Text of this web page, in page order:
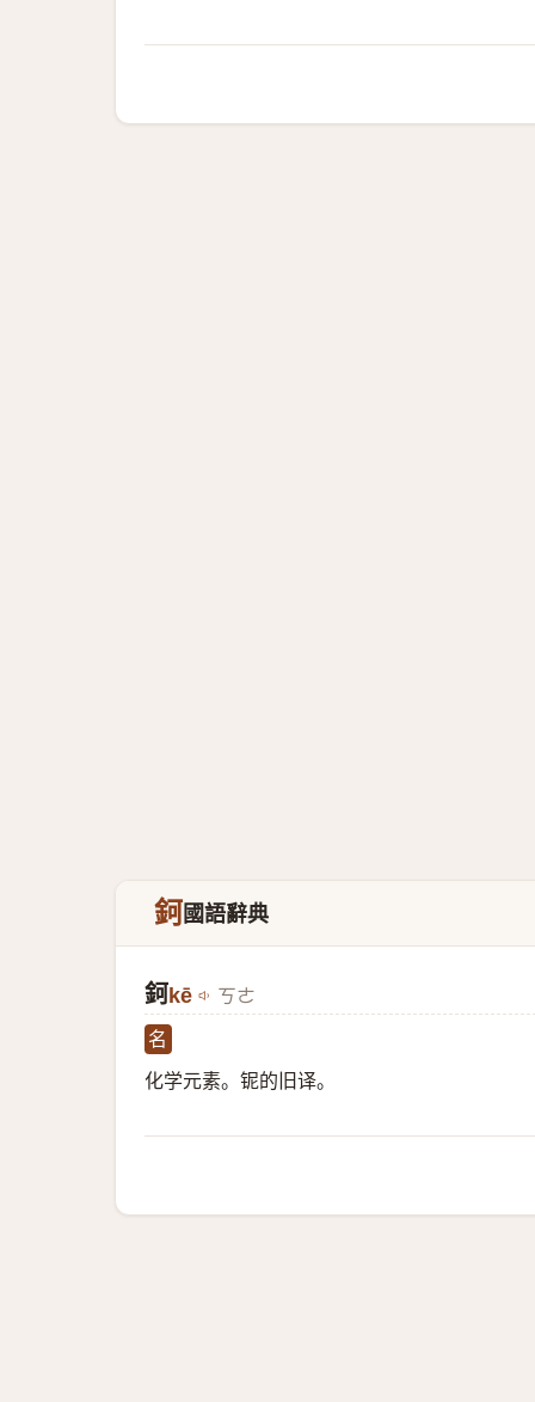
鈳國語辭典
鈳 kē ㄎㄜ
名
化学元素。铌的旧译。